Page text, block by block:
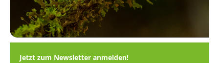
Jetzt zum Newsletter anmelden!